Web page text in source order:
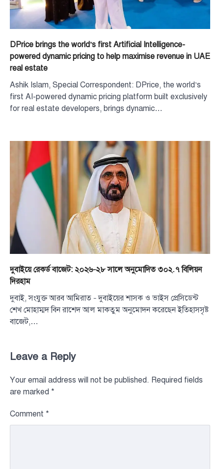
DPrice brings the world’s first Artificial Intelligence-
powered dynamic pricing to help maximise revenue in UAE
real estate
Ashik Islam, Special Correspondent: DPrice, the world’s
first AI-powered dynamic pricing platform built exclusively
for real estate developers, brings dynamic…
দুবাইয়ে রেকর্ড বাজেট: ২০২৬–২৮ সালে অনুমোদিত ৩০২.৭ বিলিয়ন
দিরহাম
দুবাই, সংযুক্ত আরব আমিরাত – দুবাইয়ের শাসক ও ভাইস প্রেসিডেন্ট
শেখ মোহাম্মদ বিন রাশেদ আল মাকতুম অনুমোদন করেছেন ইতিহাসসৃষ্ট
বাজেট,…
Leave a Reply
Your email address will not be published. Required fields
are marked *
Comment *